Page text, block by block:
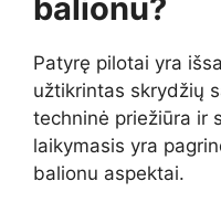
balionu?
Patyrę pilotai yra
užtikrintas skrydžių
techninė priežiūra ir
laikymasis yra
balionu aspektai.